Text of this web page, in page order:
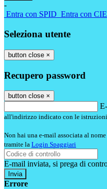
-
Entra con SPID Entra con CIE
Seleziona utente
button close ×
Recupero password
button close ×
all'indirizzo indicato con le istruzioni
Non hai una e-mail associata al
tramite la Login Spaggiari
E-mail inviata, si prega di
Errore